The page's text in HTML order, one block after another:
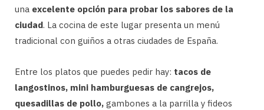
una excelente opción para probar los sabores de la
ciudad. La cocina de este lugar presenta un menú
tradicional con guiños a otras ciudades de España.
Entre los platos que puedes pedir hay: tacos de
langostinos, mini hamburguesas de cangrejos,
quesadillas de pollo, gambones a la parrilla y fideos